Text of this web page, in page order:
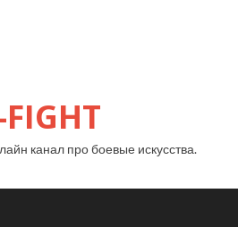
канал про боевые искусства.